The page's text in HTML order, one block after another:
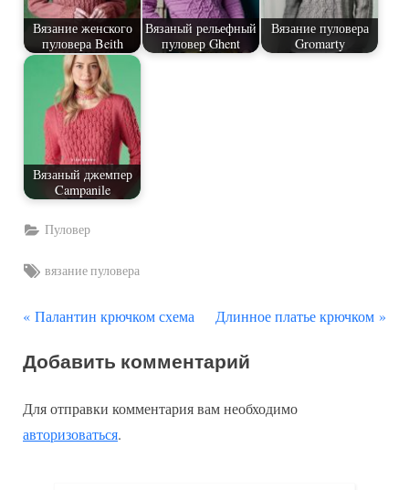
Вязание женского
пуловера Beith
Вязаный рельефный
пуловер Ghent
Вязание пуловера
Gromarty
Вязаный джемпер
Campanile
Пуловер
Tags:
вязание пуловера
Навигация
по
записям
П
е
ы
д
Палантин крючком схема
С
е
у
Длинное платье крючком
Добавить комментарий
Для отправки комментария вам необходимо
авторизоваться.